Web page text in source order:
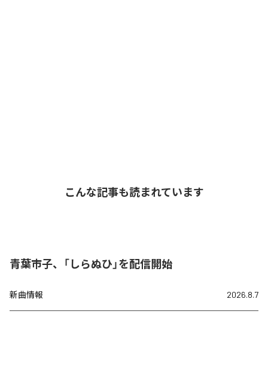
こんな記事も読まれています
青葉市子、「しらぬひ」を配信開始
新曲情報 2026.8.7